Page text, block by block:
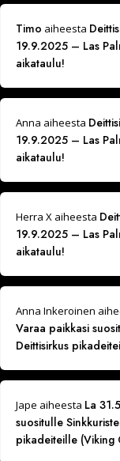
Timo aiheesta
19.9.2025 – Las
aikataulu!
Anna aiheesta
19.9.2025 – Las
aikataulu!
Herra Xaiheesta
19.9.2025 – Las
aikataulu!
Anna Inkeroinen
Varaa paikkasi
Deittisirkus
Jape aiheesta La
suositulle
pikadeiteille (Viking